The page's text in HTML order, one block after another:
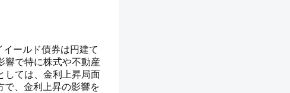
ールド債券は円建て
響で特に株式や不動産
しては、金利上昇局面
で、金利上昇の影響を